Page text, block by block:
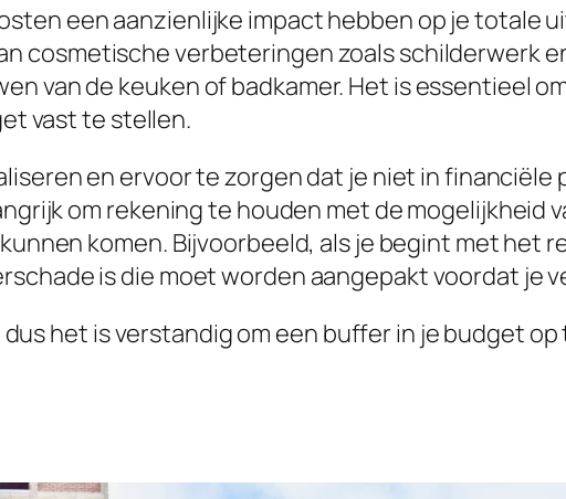
een aanzienlijke impact hebben op je totale
cosmetische verbeteringen zoals schilderwerk
van de keuken of badkamer. Het is essentieel
vast te stellen.
en ervoor te zorgen dat je niet in financiële
om rekening te houden met de mogelijkheid
komen. Bijvoorbeeld, als je begint met het
is die moet worden aangepakt voordat je
het is verstandig om een buffer in je budget op